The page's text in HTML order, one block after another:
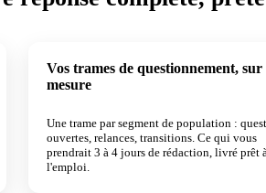
Vos trames de questionnement, sur
mesure
Une trame par segment de population :
ouvertes, relances, transitions. Ce qui vous
prendrait 3 à 4 jours de rédaction, livré prêt
l'emploi.